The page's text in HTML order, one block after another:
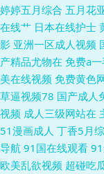
俺去也伦理资源站 欧
幕 影音先锋AV少妇资
品黑丝在线 日韩婷婷
啪啪资源 91小视屏 久
四虎wz 浮力限制1 日
婷婷五月综合 五月花
在线艹 日本在线护士
影 亚洲一区成人视频
产精品尤物在 免费a
美在线视频 免费黄色
草逼视频78 国产成人
视频 成人三级网站在
51漫画成人 丁香5月
导航 91国在线观看
欧美乱欲视频 超碰吃